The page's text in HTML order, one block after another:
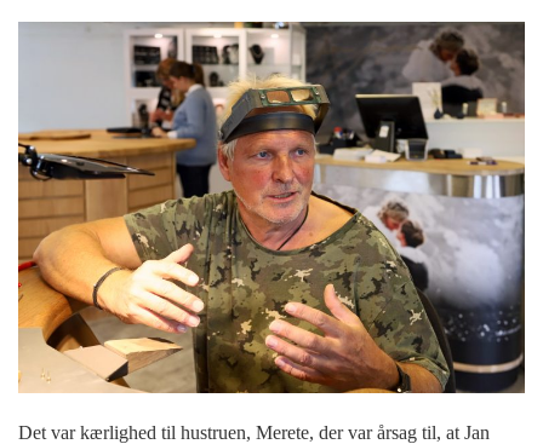
Det var kærlighed til hustruen, Merete, der var årsag til, at Jan